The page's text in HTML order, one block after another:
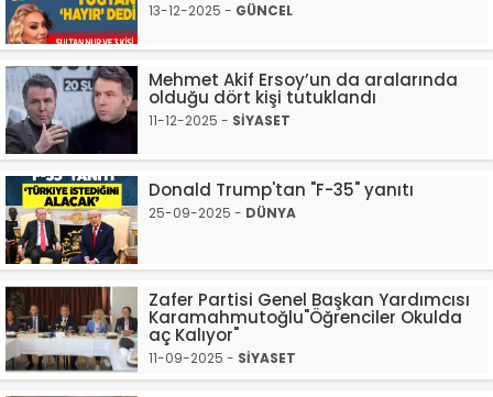
13-12-2025 - GÜNCEL
Mehmet Akif Ersoy’un da aralarında
olduğu dört kişi tutuklandı
11-12-2025 - SİYASET
Donald Trump'tan "F-35" yanıtı
25-09-2025 - DÜNYA
Zafer Partisi Genel Başkan Yardımcısı
Karamahmutoğlu"Öğrenciler Okulda
aç Kalıyor"
11-09-2025 - SİYASET